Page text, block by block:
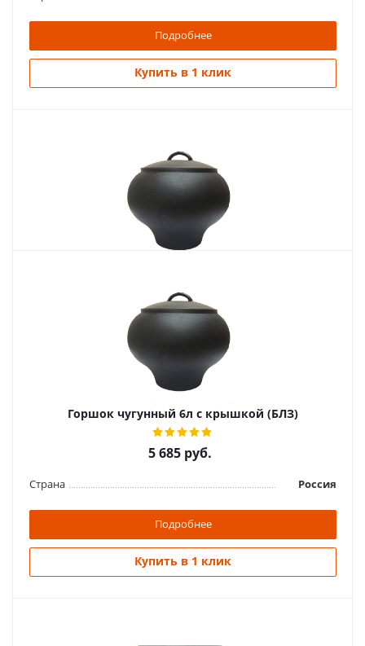
Подробнее
Купить в 1 клик
5 685руб.
Подробнее
Купить в 1 клик
Похожие товары
Горшок чугунный 6л с крышкой (БЛЗ)
5 685 руб.
Страна Россия
Подробнее
Купить в 1 клик